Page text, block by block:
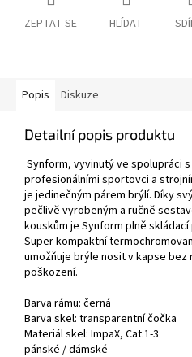
ZEPTAT SE HLÍDAT
Popis Diskuze
Detailní popis produktu
Synform, vyvinutý ve spolupráci s
profesionálními sportovci a
je jedinečným párem brýlí. Díky
pečlivě vyrobeným a ručně
kouskům je Synform plně skládací
Super kompaktní
umožňuje brýle nosit v kapse bez
poškození.
Barva rámu: černá
Barva skel: transparentní čočka
Materiál skel: ImpaX, Cat.1-3
pánské / dámské